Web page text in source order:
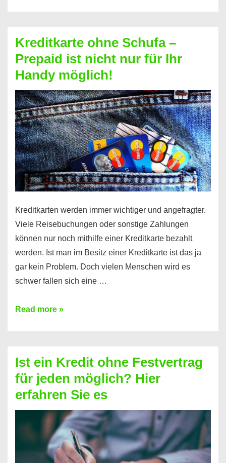
Neueröffnung
trotz
Schufaeintrag
möglich
Kreditkarte ohne Schufa –
Prepaid ist nicht nur für Ihr
Handy möglich!
Kreditkarten werden immer wichtiger und angefragter.
Viele Reisebuchungen oder sonstige Zahlungen
können nur noch mithilfe einer Kreditkarte bezahlt
werden. Ist man im Besitz einer Kreditkarte ist das ja
gar kein Problem. Doch vielen Menschen wird es
schwer fallen sich eine …
Kreditkarte
Prepaid
ist
nicht
nur
für
Handy
Read more »
Ist ein Kredit ohne Festvertrag
für jeden möglich? Hier
erfahren Sie es